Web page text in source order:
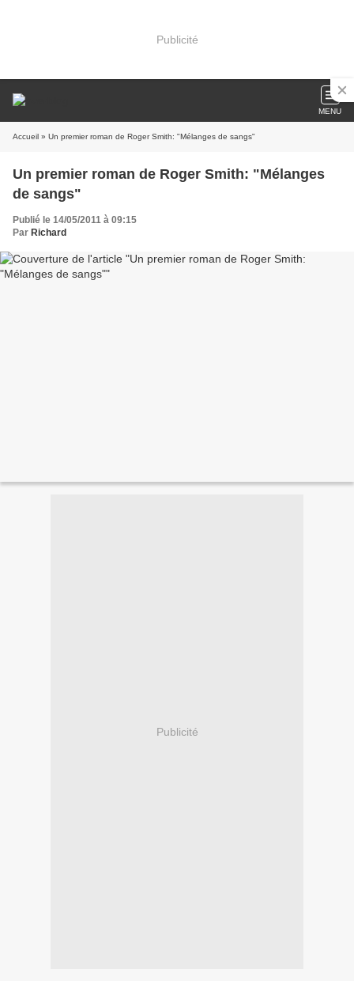
Publicité
MENU
Accueil » Un premier roman de Roger Smith: "Mélanges de sangs"
Un premier roman de Roger Smith: "Mélanges
de sangs"
Publié le 14/05/2011 à 09:15
Par Richard
Publicité